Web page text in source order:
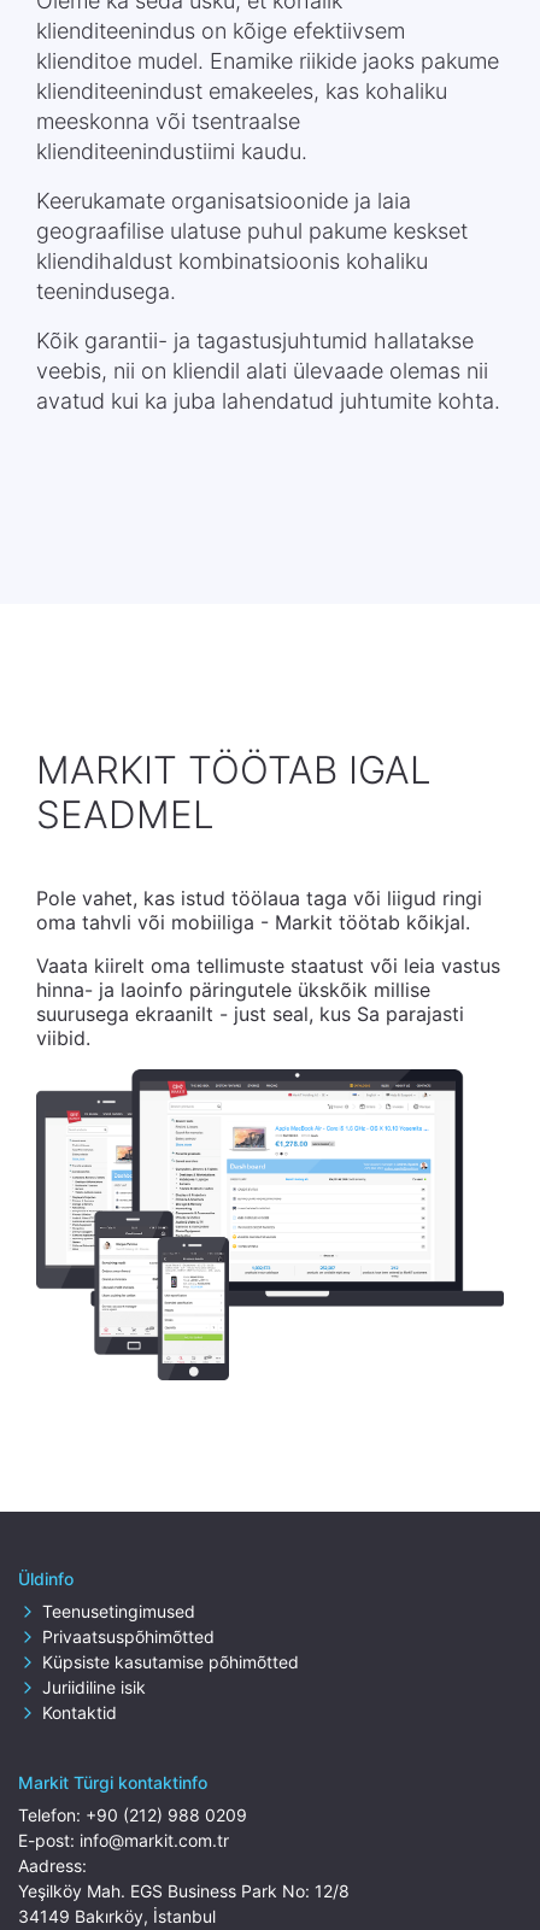
klienditeenindus on kõige efektiivsem
klienditoe mudel. Enamike riikide jaoks pakume
klienditeenindust emakeeles, kas kohaliku
meeskonna või tsentraalse
klienditeenindustiimi kaudu.
Keerukamate organisatsioonide ja laia
geograafilise ulatuse puhul pakume keskset
kliendihaldust kombinatsioonis kohaliku
teenindusega.
Kõik garantii- ja tagastusjuhtumid hallatakse
veebis, nii on kliendil alati ülevaade olemas nii
avatud kui ka juba lahendatud juhtumite kohta.
MARKIT TÖÖTAB IGAL
SEADMEL
Pole vahet, kas istud töölaua taga või liigud ringi
oma tahvli või mobiiliga - Markit töötab kõikjal.
Vaata kiirelt oma tellimuste staatust või leia vastus
hinna- ja laoinfo päringutele ükskõik millise
suurusega ekraanilt - just seal, kus Sa parajasti
viibid.
Üldinfo
Teenusetingimused
Privaatsuspõhimõtted
Küpsiste kasutamise põhimõtted
Juriidiline isik
Kontaktid
Markit Türgi kontaktinfo
Telefon: +90 (212) 988 0209
E-post: info@markit.com.tr
Aadress:
Yeşilköy Mah. EGS Business Park No: 12/8
34149 Bakırköy, İstanbul